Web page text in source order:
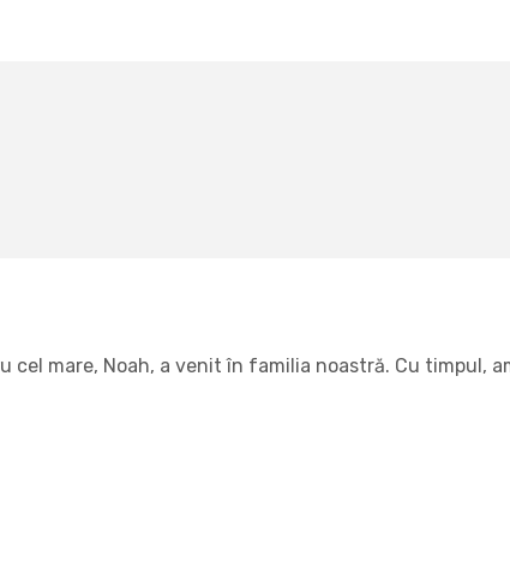
mare, Noah, a venit în familia noastră. Cu timpul,